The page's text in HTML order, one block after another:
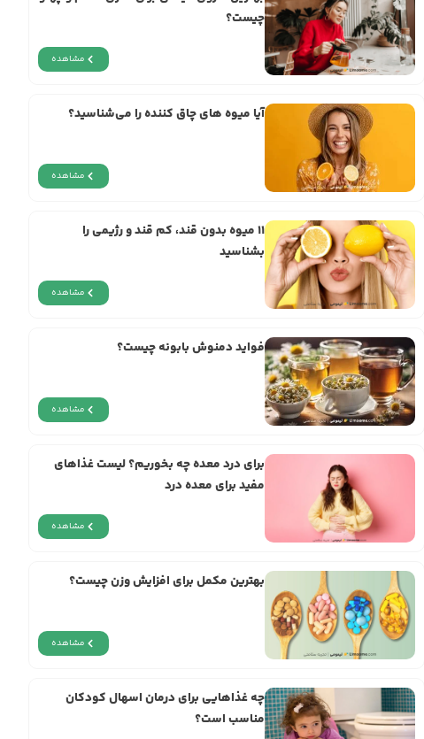
چیست؟
مشاهده
آیا میوه های چاق کننده را می‌شناسید؟
مشاهده
11 میوه‌ بدون قند، کم قند و رژیمی را
بشناسید
مشاهده
فواید دمنوش بابونه چیست؟
مشاهده
برای درد معده چه بخوریم؟ لیست غذاهای
مفید برای معده درد
مشاهده
بهترین مکمل برای افزایش وزن چیست؟
مشاهده
چه غذاهایی برای درمان اسهال کودکان
مناسب است؟